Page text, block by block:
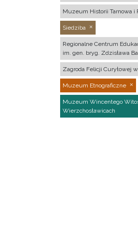
Muzeum Historii Tarnowa i
Siedziba
Regionalne Centrum
im. gen. bryg. Zdzisława
Zagroda Felicji Curyłowej
Muzeum Etnograficzne
Muzeum Wincentego
Wierzchosławicach